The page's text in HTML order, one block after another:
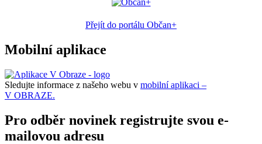
Přejít do portálu Občan+
Mobilní aplikace
Sledujte informace z našeho webu v mobilní aplikaci –
V OBRAZE.
Pro odběr novinek registrujte svou e-
mailovou adresu